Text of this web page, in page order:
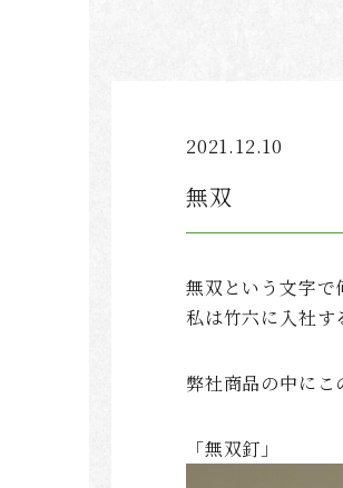
2021.12.10
無双
無双という文字で
私は竹六に入社す
弊社商品の中にこ
「無双釘」